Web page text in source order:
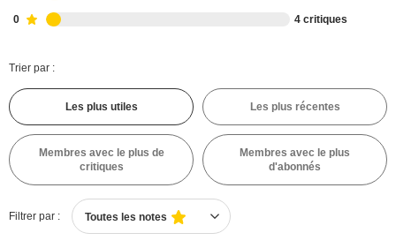
0 4 critiques
Trier par :
Les plus utiles Les plus récentes
Membres avec le plus de
critiques
Membres avec le plus
d'abonnés
Filtrer par : Toutes les notes